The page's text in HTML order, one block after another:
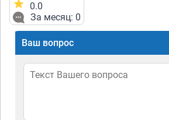
0.0
За месяц: 0
Ваш вопрос